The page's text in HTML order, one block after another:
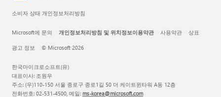
소비자 상태 개인정보처리방침
Microsoft에 문의 개인정보처리방침 및 위치정보이용약관 사용약관 상표
광고 정보 © Microsoft 2026
한국마이크로소프트(유)
대표이사: 조원우
주소: (우)110-150 서울 종로구 종로1길 50 더 케이트윈타워 A동 12층
전화번호: 02-531-4500, 메일: ms-korea@microsoft.com